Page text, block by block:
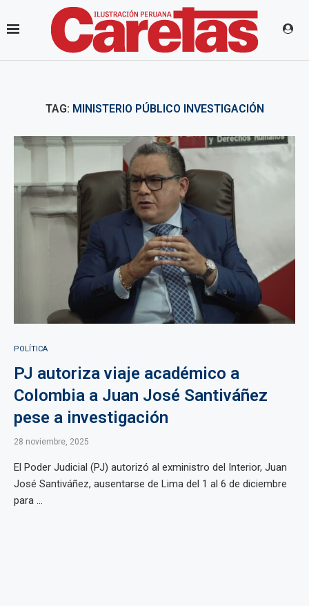
TAG: MINISTERIO PÚBLICO INVESTIGACIÓN
POLÍTICA
PJ autoriza viaje académico a
Colombia a Juan José Santiváñez
pese a investigación
28 noviembre, 2025
El Poder Judicial (PJ) autorizó al exministro del Interior, Juan
José Santiváñez, ausentarse de Lima del 1 al 6 de diciembre
para ...